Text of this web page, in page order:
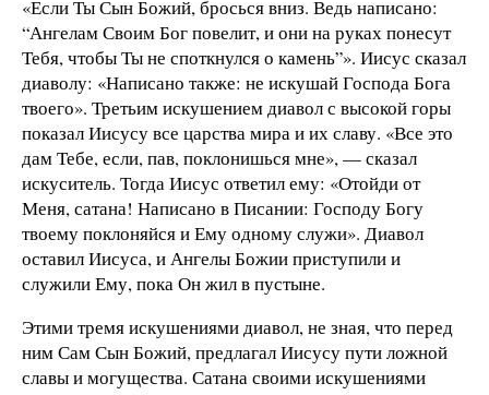
«Если Ты Сын Божий, бросься вниз. Ведь написано:
“Ангелам Своим Бог повелит, и они на руках понесут
Тебя, чтобы Ты не споткнулся о камень”». Иисус сказал
диаволу: «Написано также: не искушай Господа Бога
твоего». Третьим искушением диавол с высокой горы
показал Иисусу все царства мира и их славу. «Все это
дам Тебе, если, пав, поклонишься мне», — сказал
искуситель. Тогда Иисус ответил ему: «Отойди от
Меня, сатана! Написано в Писании: Господу Богу
твоему поклоняйся и Ему одному служи». Диавол
оставил Иисуса, и Ангелы Божии приступили и
служили Ему, пока Он жил в пустыне.
Этими тремя искушениями диавол, не зная, что перед
ним Сам Сын Божий, предлагал Иисусу пути ложной
славы и могущества. Сатана своими искушениями